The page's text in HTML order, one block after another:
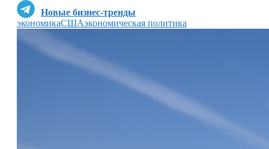
Новые бизнес-тренды
экономикаСШАэкономическая политика